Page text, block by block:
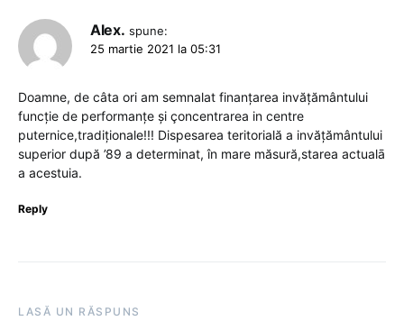
Alex. spune:
25 martie 2021 la 05:31
Doamne, de câta ori am semnalat finanțarea invățământului
funcție de performanțe şi çoncentrarea in centre
puternice,tradiționale!!! Dispesarea teritorială a invățământului
superior după ’89 a determinat, în mare măsură,starea actualā
a acestuia.
Reply
LASĂ UN RĂSPUNS